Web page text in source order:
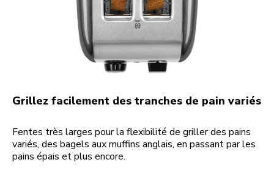
Grillez facilement des tranches de pain variés
Fentes très larges pour la flexibilité de griller des pains
variés, des bagels aux muffins anglais, en passant par les
pains épais et plus encore.